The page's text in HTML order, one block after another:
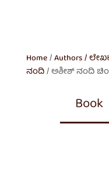
Home/Authors /
ನಂದಿ/ ಅಶೀಶ್ ನಂದಿ
Book